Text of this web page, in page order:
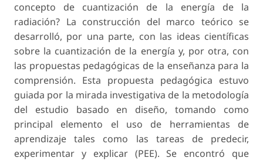
concepto de cuantización de la energía de la
radiación? La construcción del marco teórico se
desarrolló, por una parte, con las ideas científicas
sobre la cuantización de la energía y, por otra, con
las propuestas pedagógicas de la enseñanza para la
comprensión. Esta propuesta pedagógica estuvo
guiada por la mirada investigativa de la metodología
del estudio basado en diseño, tomando como
principal elemento el uso de herramientas de
aprendizaje tales como las tareas de predecir,
experimentar y explicar (PEE). Se encontró que